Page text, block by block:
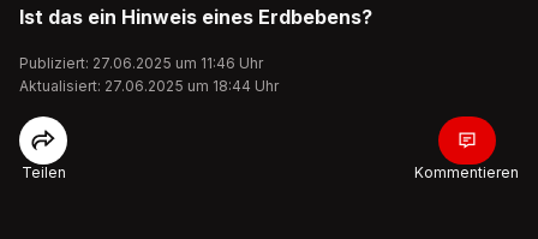
Ist das ein Hinweis eines Erdbebens?
Publiziert: 27.06.2025 um 11:46 Uhr
Aktualisiert: 27.06.2025 um 18:44 Uhr
Teilen Kommentieren